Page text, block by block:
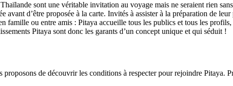
sont une véritable invitation au voyage mais ne seraient rien
avant d’être proposée à la carte. Invités à assister à la préparation de
famille ou entre amis : Pitaya accueille tous les publics et tous les
Pitaya sont donc les garants d’un concept unique et qui séduit !
de découvrir les conditions à respecter pour rejoindre Pitaya.